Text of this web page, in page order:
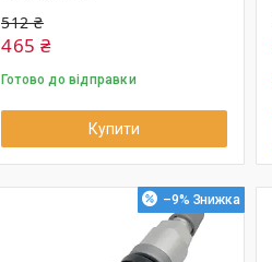
512 ₴
465 ₴
Готово до відправки
Купити
–9%